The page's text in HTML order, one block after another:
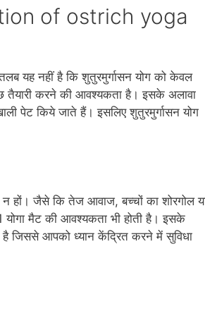
of ostrich yoga
यह नहीं है कि शुतुरमुर्गासन योग को केवल
करने की आवश्‍यकता है। इसके अलावा
पेट किये जाते हैं। इसलिए शुतुरमुर्गासन योग
हों। जैसे कि तेज आवाज, बच्‍चों का शोरगोल
योगा मैट की आवश्‍यकता भी होती है। इसके
जिससे आपको ध्‍यान केंद्रित करने में सुविधा